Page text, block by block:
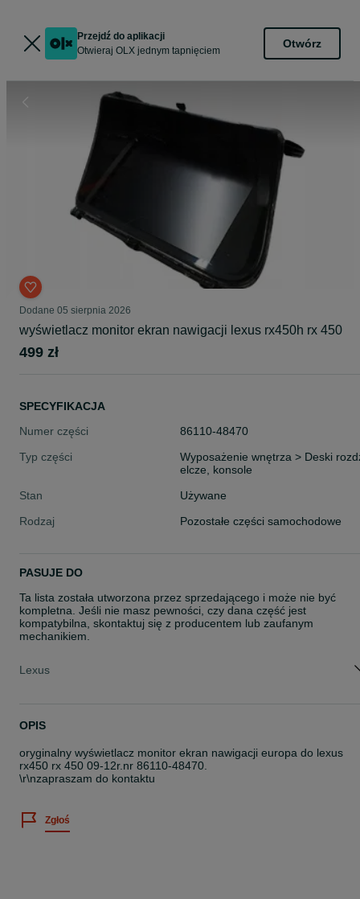
Przejdź do aplikacji
Otwieraj OLX jednym tapnięciem
Otwórz
Dodane 05 sierpnia 2026
wyświetlacz monitor ekran nawigacji lexus rx450h rx 450
499 zł
SPECYFIKACJA
Numer części
86110-48470
Typ części
Wyposażenie wnętrza > Deski
elcze, konsole
Stan
Używane
Rodzaj
Pozostałe części samochodowe
PASUJE DO
Ta lista została utworzona przez sprzedającego i może nie być
kompletna. Jeśli nie masz pewności, czy dana część jest
kompatybilna, skontaktuj się z producentem lub zaufanym
mechanikiem.
Lexus
OPIS
oryginalny wyświetlacz monitor ekran nawigacji europa do lexus
rx450 rx 450 09-12r.nr 86110-48470.
\r\nzapraszam do kontaktu
Zgłoś